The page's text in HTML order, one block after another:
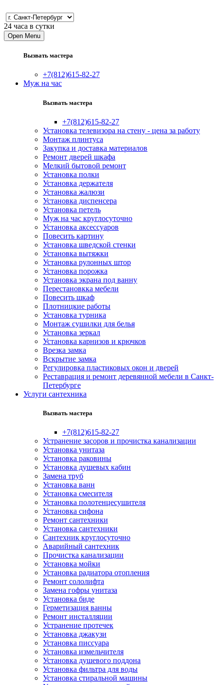
24 часа в сутки
Open Menu
Вызвать мастера
+7(812)615-82-27
Муж на час
Вызвать мастера
+7(812)615-82-27
Установка телевизора на стену - цена за работу
Монтаж плинтуса
Закупка и доставка материалов
Ремонт дверей шкафа
Мелкий бытовой ремонт
Установка полки
Установка держателя
Установка жалюзи
Установка диспенсера
Установка петель
Муж на час круглосуточно
Установка аксессуаров
Повесить картину
Установка шведской стенки
Установка вытяжки
Установка рулонных штор
Установка порожка
Установка экрана под ванну
Перестановкка мебели
Повесить шкаф
Плотницкие работы
Установка турника
Монтаж сушилки для белья
Установка зеркал
Установка карнизов и крючков
Врезка замка
Вскрытие замка
Регулировка пластиковых окон и дверей
Реставрация и ремонт деревянной мебели в Санкт-
Петербурге
Услуги сантехника
Вызвать мастера
+7(812)615-82-27
Устранение засоров и прочистка канализации
Установка унитаза
Установка раковины
Установка душевых кабин
Замена труб
Установка ванн
Установка смесителя
Установка полотенцесушителя
Установка сифона
Ремонт сантехники
Установка сантехники
Сантехник круглосуточно
Аварийный сантехник
Прочистка канализации
Установка мойки
Установка радиатора отопления
Ремонт сололифта
Замена гофры унитаза
Установка биде
Герметизация ванны
Ремонт инсталляции
Устранение протечек
Установка джакузи
Установка писсуара
Установка измельчителя
Установка душевого поддона
Установка фильтра для воды
Установка стиральной машины